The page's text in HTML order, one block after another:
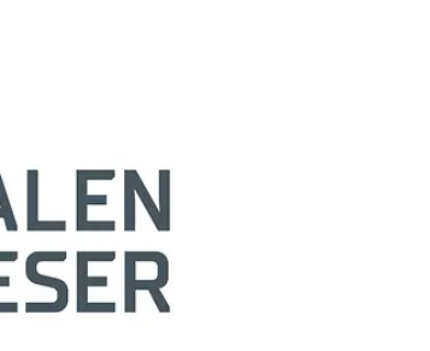
Gesellschaften organisiert: